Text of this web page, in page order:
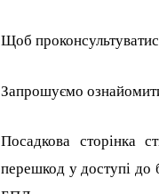
Щоб
Запрошуємо
Посадкова сторінка
перешкод у доступі до